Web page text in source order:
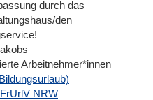
durch das
den
Arbeitnehmer*innen
NRW